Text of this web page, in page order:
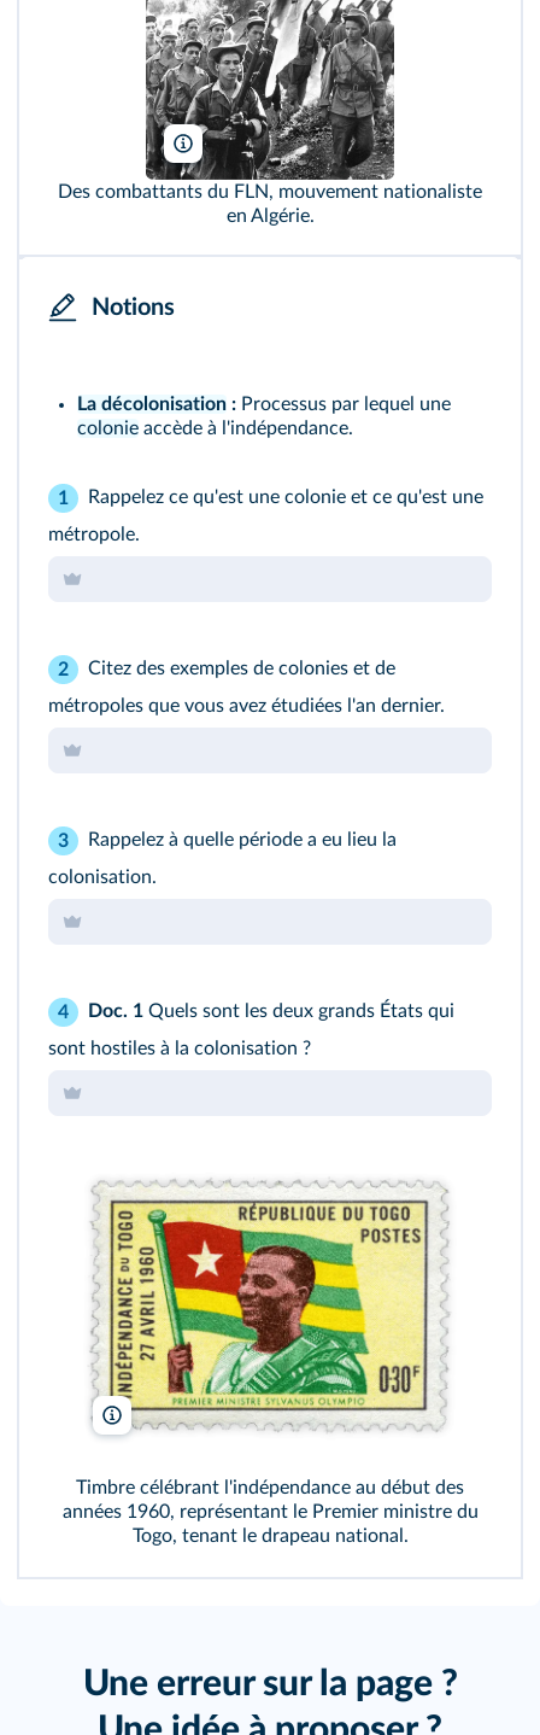
TopFoto/Roger-Viollet
Des combattants du FLN, mouvement nationaliste
en Algérie.
Notions
La décolonisation : Processus par lequel une
colonie accède à l'indépendance.
1
Rappelez ce qu'est une colonie et ce qu'est une
métropole.
2
Citez des exemples de colonies et de
métropoles que vous avez étudiées l'an dernier.
3
Rappelez à quelle période a eu lieu la
colonisation.
4 Doc. 1 Quels sont les deux grands États qui
sont hostiles à la colonisation ?
AY Images/Alamy
Timbre célébrant l'indépendance au début des
années 1960, représentant le Premier ministre du
Togo, tenant le drapeau national.
Une erreur sur la page ?